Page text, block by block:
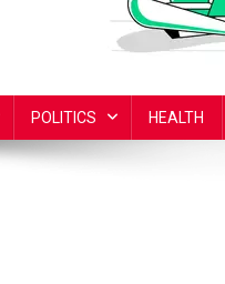
POLITICS HEALTH